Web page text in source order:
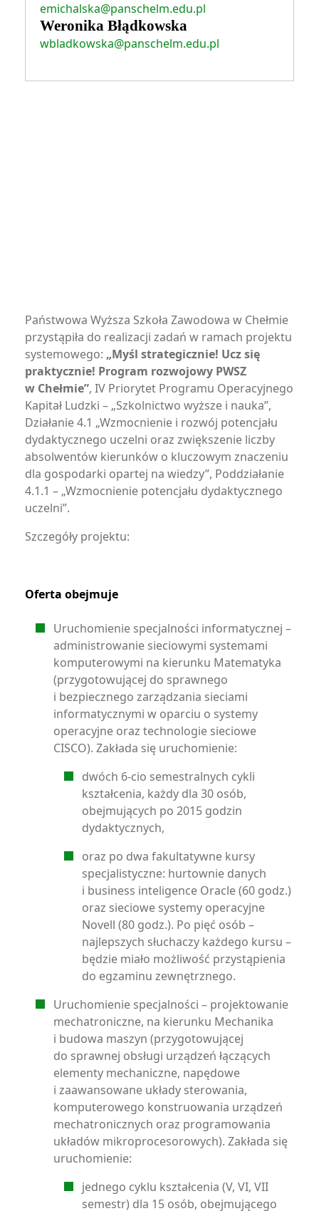
emichalska@panschelm.edu.pl
Weronika Błądkowska
wbladkowska@panschelm.edu.pl
Państwowa Wyższa Szkoła Zawodowa w Chełmie
przystąpiła do realizacji zadań w ramach projektu
systemowego: „Myśl strategicznie! Ucz się
praktycznie! Program rozwojowy PWSZ
w Chełmie”, IV Priorytet Programu Operacyjnego
Kapitał Ludzki – „Szkolnictwo wyższe i nauka”,
Działanie 4.1 „Wzmocnienie i rozwój potencjału
dydaktycznego uczelni oraz zwiększenie liczby
absolwentów kierunków o kluczowym znaczeniu
dla gospodarki opartej na wiedzy”, Poddziałanie
4.1.1 – „Wzmocnienie potencjału dydaktycznego
uczelni”.
Szczegóły projektu:
Oferta obejmuje
Uruchomienie specjalności informatycznej –
administrowanie sieciowymi systemami
komputerowymi na kierunku Matematyka
(przygotowującej do sprawnego
i bezpiecznego zarządzania sieciami
informatycznymi w oparciu o systemy
operacyjne oraz technologie sieciowe
CISCO). Zakłada się uruchomienie:
dwóch 6-cio semestralnych cykli
kształcenia, każdy dla 30 osób,
obejmujących po 2015 godzin
dydaktycznych,
oraz po dwa fakultatywne kursy
specjalistyczne: hurtownie danych
i business inteligence Oracle (60 godz.)
oraz sieciowe systemy operacyjne
Novell (80 godz.). Po pięć osób –
najlepszych słuchaczy każdego kursu –
będzie miało możliwość przystąpienia
do egzaminu zewnętrznego.
Uruchomienie specjalności – projektowanie
mechatroniczne, na kierunku Mechanika
i budowa maszyn (przygotowującej
do sprawnej obsługi urządzeń łączących
elementy mechaniczne, napędowe
i zaawansowane układy sterowania,
komputerowego konstruowania urządzeń
mechatronicznych oraz programowania
układów mikroprocesorowych). Zakłada się
uruchomienie:
jednego cyklu kształcenia (V, VI, VII
semestr) dla 15 osób, obejmującego